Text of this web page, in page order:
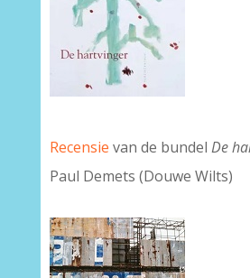
Recensie van de bundel De
Paul Demets (Douwe Wilts)